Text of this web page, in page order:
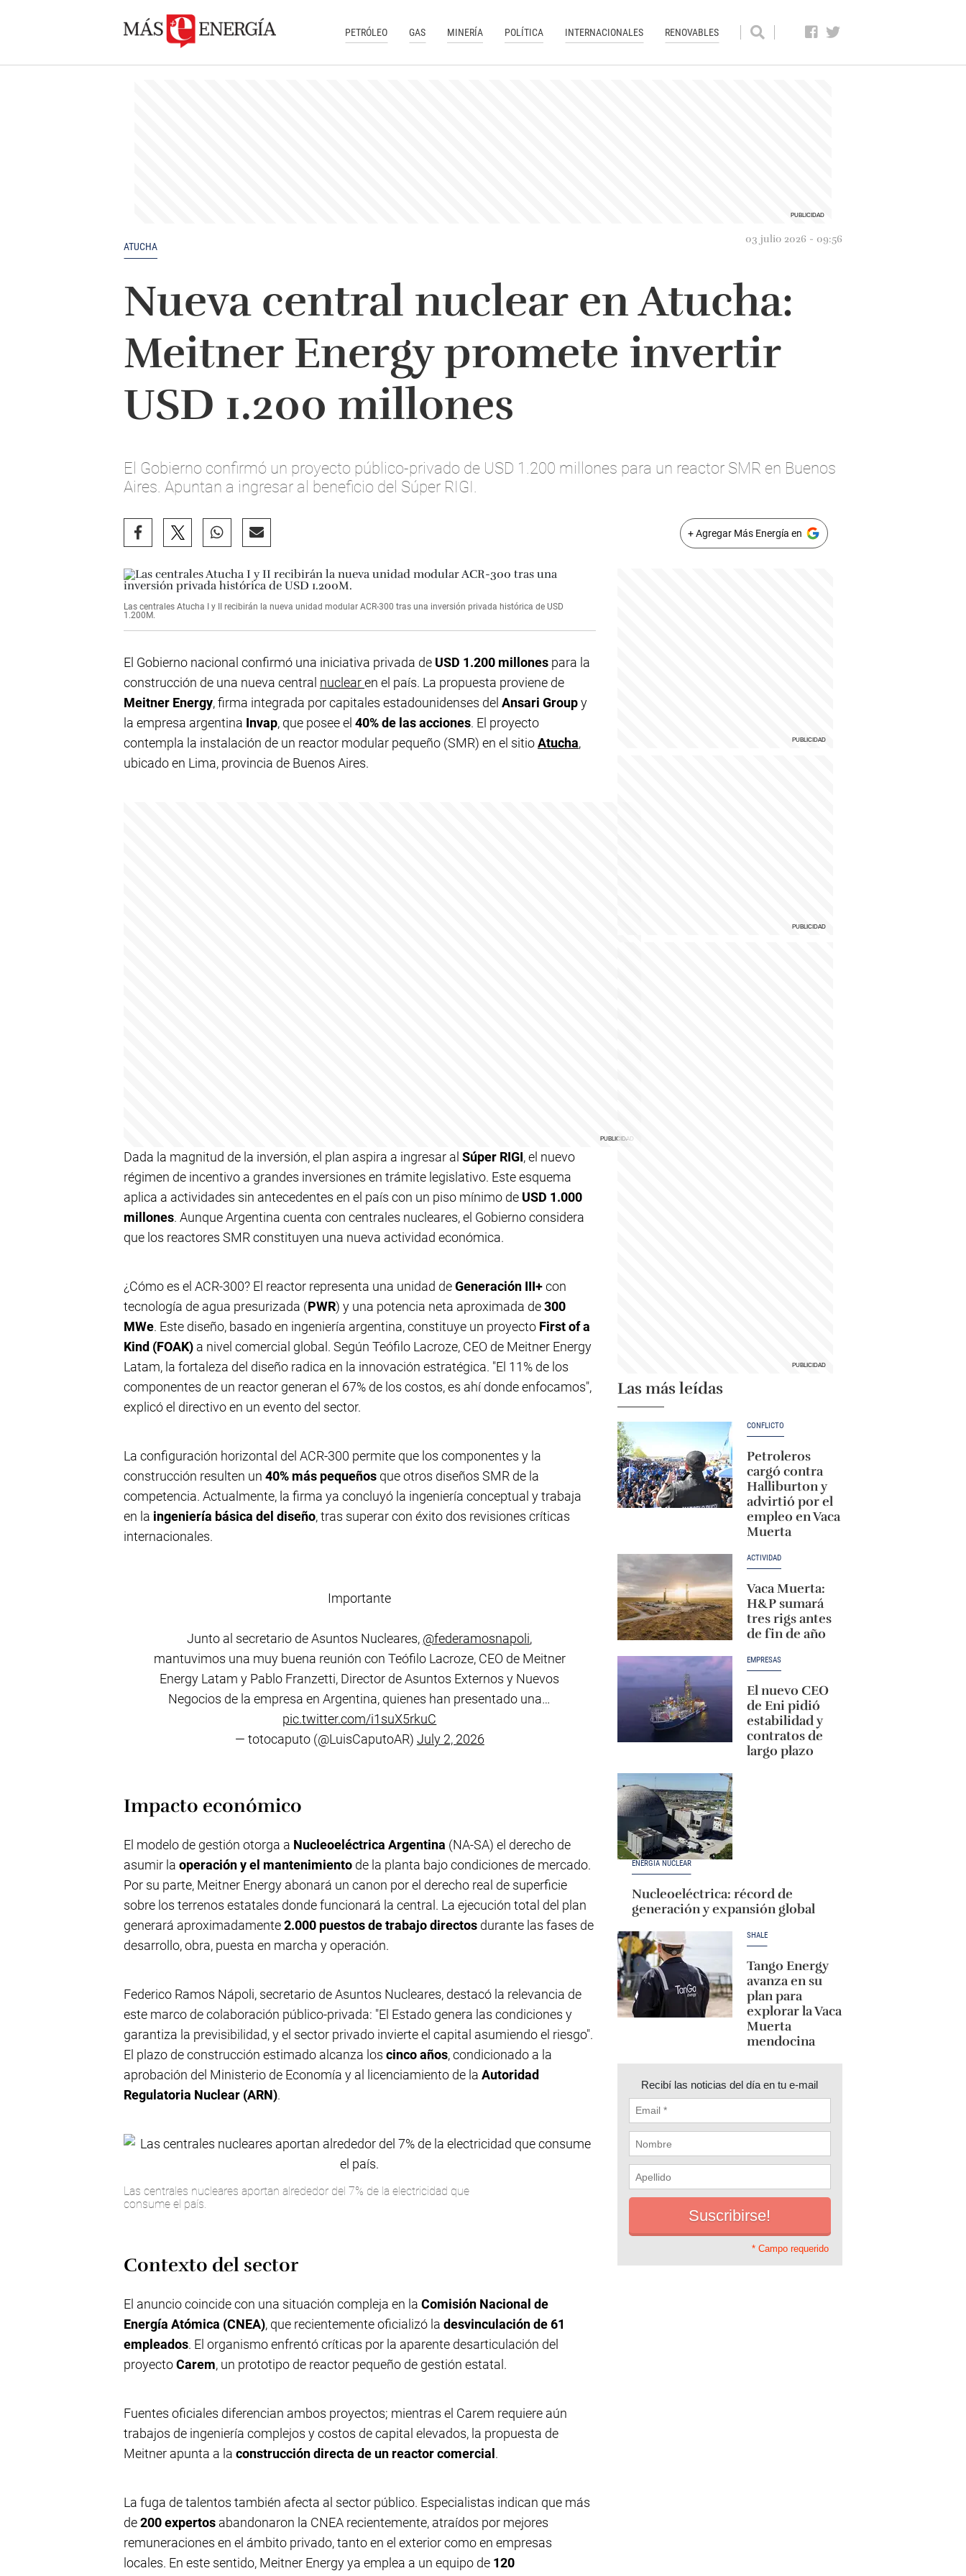
PETRÓLEO GAS MINERÍA POLÍTICA INTERNACIONALES RENOVABLES
ATUCHA
03 julio 2026 - 09:56
Nueva central nuclear en Atucha:
Meitner Energy promete invertir
USD 1.200 millones
El Gobierno confirmó un proyecto público-privado de USD 1.200 millones para un reactor SMR en Buenos
Aires. Apuntan a ingresar al beneficio del Súper RIGI.
+ Agregar Más Energía en
Las centrales Atucha I y II recibirán la nueva unidad modular ACR-300 tras una inversión privada histórica de USD
1.200M.
El Gobierno nacional confirmó una iniciativa privada de USD 1.200 millones para la
construcción de una nueva central nuclearen el país. La propuesta proviene de
Meitner Energy, firma integrada por capitales estadounidenses del Ansari Groupy
la empresa argentina Invap, que posee el 40% de las acciones. El proyecto
contempla la instalación de un reactor modular pequeño (SMR) en el sitioAtucha,
ubicado en Lima, provincia de Buenos Aires.
Dada la magnitud de la inversión, el plan aspira a ingresar al Súper RIGI, el nuevo
régimen de incentivo a grandes inversiones en trámite legislativo. Este esquema
aplica a actividades sin antecedentes en el país con un piso mínimo de USD 1.000
millones. Aunque Argentina cuenta con centrales nucleares, el Gobierno considera
que los reactores SMR constituyen una nueva actividad económica.
¿Cómo es el ACR-300? El reactor representa una unidad deGeneración III+con
tecnología de agua presurizada (PWR) y una potencia neta aproximada de300
MWe. Este diseño, basado en ingeniería argentina, constituye un proyecto First of a
Kind (FOAK) a nivel comercial global. Según Teófilo Lacroze, CEO de Meitner Energy
Latam, la fortaleza del diseño radica en la innovación estratégica. "El 11% de los
componentes de un reactor generan el 67% de los costos, es ahí donde enfocamos",
explicó el directivo en un evento del sector.
La configuración horizontal del ACR-300 permite que los componentes y la
construcción resulten un 40% más pequeños que otros diseños SMR de la
competencia. Actualmente, la firma ya concluyó la ingeniería conceptual y trabaja
en la ingeniería básica del diseño, tras superar con éxito dos revisiones críticas
internacionales.
Importante
Junto al secretario de Asuntos Nucleares, @federamosnapoli,
mantuvimos una muy buena reunión con Teófilo Lacroze, CEO de Meitner
Energy Latam y Pablo Franzetti, Director de Asuntos Externos y Nuevos
Negocios de la empresa en Argentina, quienes han presentado una…
pic.twitter.com/i1suX5rkuC
— totocaputo (@LuisCaputoAR) July 2, 2026
Impacto económico
El modelo de gestión otorga a Nucleoeléctrica Argentina (NA-SA) el derecho de
asumir la operación y el mantenimiento de la planta bajo condiciones de mercado.
Por su parte, Meitner Energy abonará un canon por el derecho real de superficie
sobre los terrenos estatales donde funcionará la central. La ejecución total del plan
generará aproximadamente2.000 puestos de trabajo directos durante las fases de
desarrollo, obra, puesta en marcha y operación.
Federico Ramos Nápoli, secretario de Asuntos Nucleares, destacó la relevancia de
este marco de colaboración público-privada: "El Estado genera las condiciones y
garantiza la previsibilidad, y el sector privado invierte el capital asumiendo el riesgo".
El plazo de construcción estimado alcanza los cinco años, condicionado a la
aprobación del Ministerio de Economía y al licenciamiento de la Autoridad
Regulatoria Nuclear (ARN).
Las centrales nucleares aportan alrededor del 7% de la electricidad que
consume el país.
Contexto del sector
El anuncio coincide con una situación compleja en la Comisión Nacional de
Energía Atómica (CNEA), que recientemente oficializó la desvinculación de 61
empleados. El organismo enfrentó críticas por la aparente desarticulación del
proyectoCarem, un prototipo de reactor pequeño de gestión estatal.
Fuentes oficiales diferencian ambos proyectos; mientras el Carem requiere aún
trabajos de ingeniería complejos y costos de capital elevados, la propuesta de
Meitner apunta a la construcción directa de un reactor comercial .
La fuga de talentos también afecta al sector público. Especialistas indican que más
de200 expertos abandonaron la CNEA recientemente, atraídos por mejores
remuneraciones en el ámbito privado, tanto en el exterior como en empresas
locales. En este sentido, Meitner Energy ya emplea a un equipo de 120
Las más leídas
CONFLICTO
Petroleros
cargó contra
Halliburton y
advirtió por el
empleo en Vaca
Muerta
ACTIVIDAD
Vaca Muerta:
H&P sumará
tres rigs antes
de fin de año
EMPRESAS
El nuevo CEO
de Eni pidió
estabilidad y
contratos de
largo plazo
ENERGÍA NUCLEAR
Nucleoeléctrica: récord de
generación y expansión global
SHALE
Tango Energy
avanza en su
plan para
explorar la Vaca
Muerta
mendocina
Recibí las noticias del día en tu e-mail
* Campo requerido